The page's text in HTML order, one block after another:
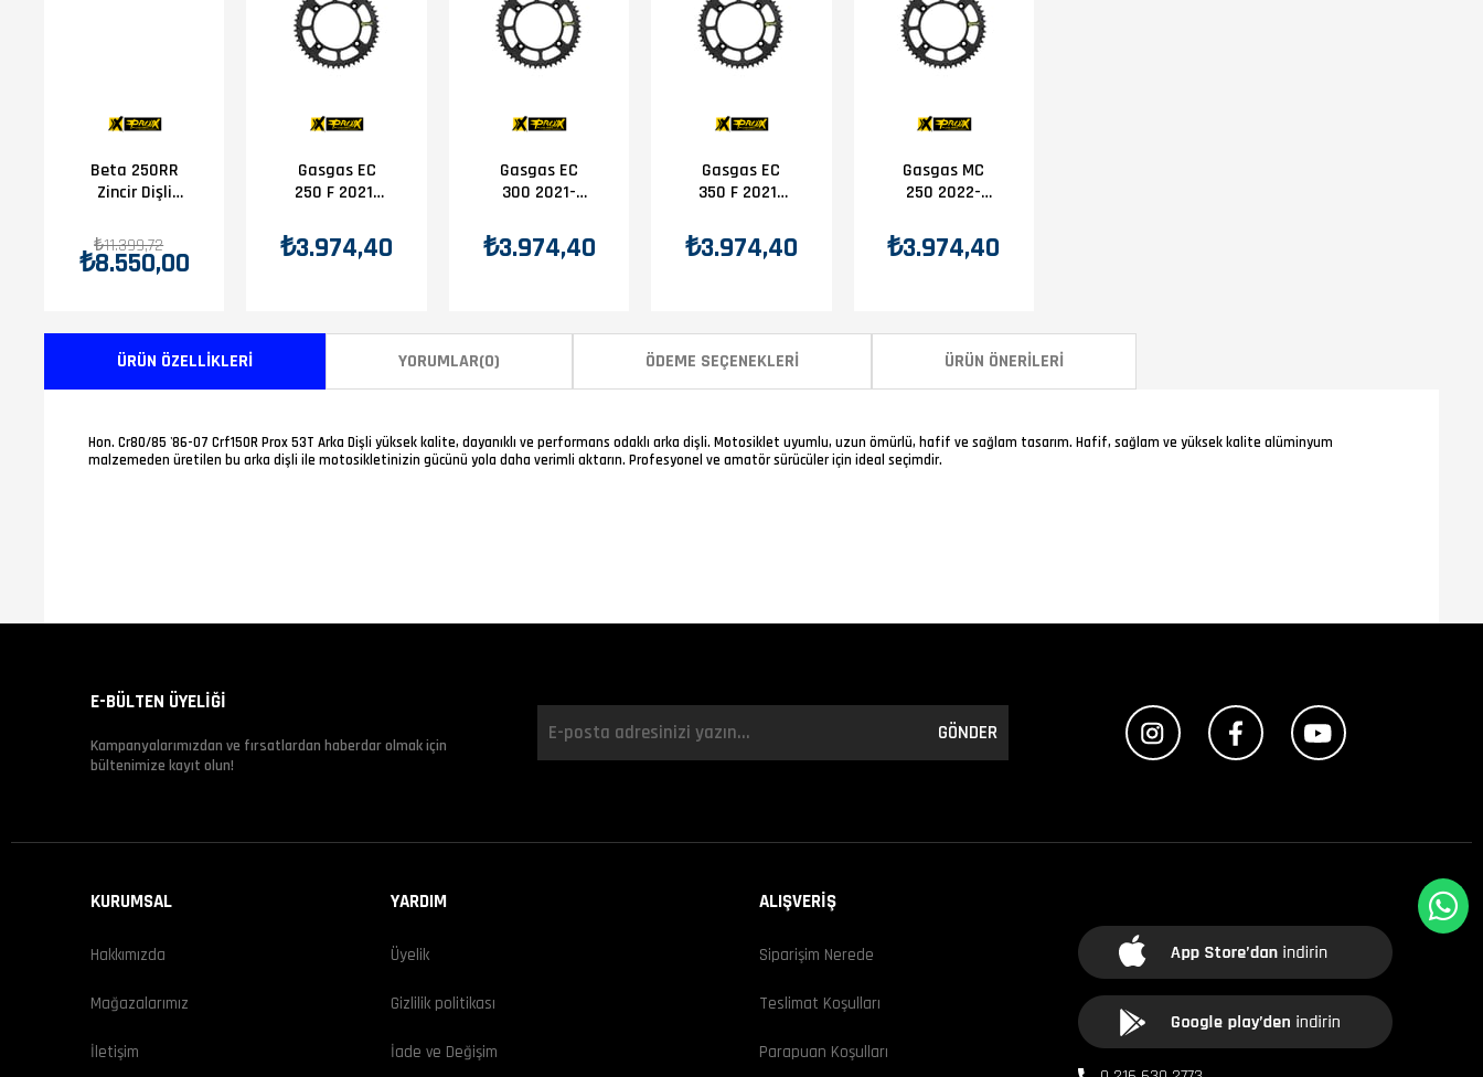
Beta 250RR
Zincir Dişli
₺8.550,00
₺11.399,72
Gasgas EC
250 F 2021-
Arka Dişli 48T
₺3.974,40
Gasgas EC
300 2021-
Arka Dişli 48T
₺3.974,40
Gasgas EC
350 F 2021-
Arka Dişli 48T
₺3.974,40
Gasgas MC
250 2022-
Arka Dişli 48T
₺3.974,40
ÜRÜN ÖZELLIKLERI YORUMLAR(0) ÖDEME SEÇENEKLERI ÜRÜN ÖNERILERI
Hon. Cr80/85 '86-07 Crf150R Prox 53T Arka Dişli yüksek kalite, dayanıklı ve performans odaklı arka dişli. Motosiklet uyumlu, uzun ömürlü, hafif ve sağlam tasarım. Hafif, sağlam ve yüksek kalite alüminyum
malzemeden üretilen bu arka dişli ile motosikletinizin gücünü yola daha verimli aktarın. Profesyonel ve amatör sürücüler için ideal seçimdir.
E-BÜLTEN ÜYELİĞİ
Kampanyalarımızdan ve fırsatlardan haberdar olmak için
bültenimize kayıt olun!
GÖNDER
KURUMSAL
Hakkımızda
Mağazalarımız
İletişim
YARDIM
Üyelik
Gizlilik politikası
İade ve Değişim
ALIŞVERİŞ
Siparişim Nerede
Teslimat Koşulları
Parapuan Koşulları